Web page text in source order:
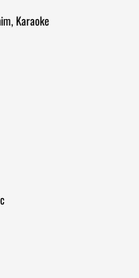
Karaoke